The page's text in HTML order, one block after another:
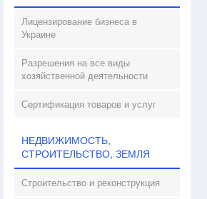
Лицензирование бизнеса в
Украине
Разрешения на все виды
хозяйственной деятельности
Сертификация товаров и услуг
НЕДВИЖИМОСТЬ,
СТРОИТЕЛЬСТВО, ЗЕМЛЯ
Строительство и реконструкция